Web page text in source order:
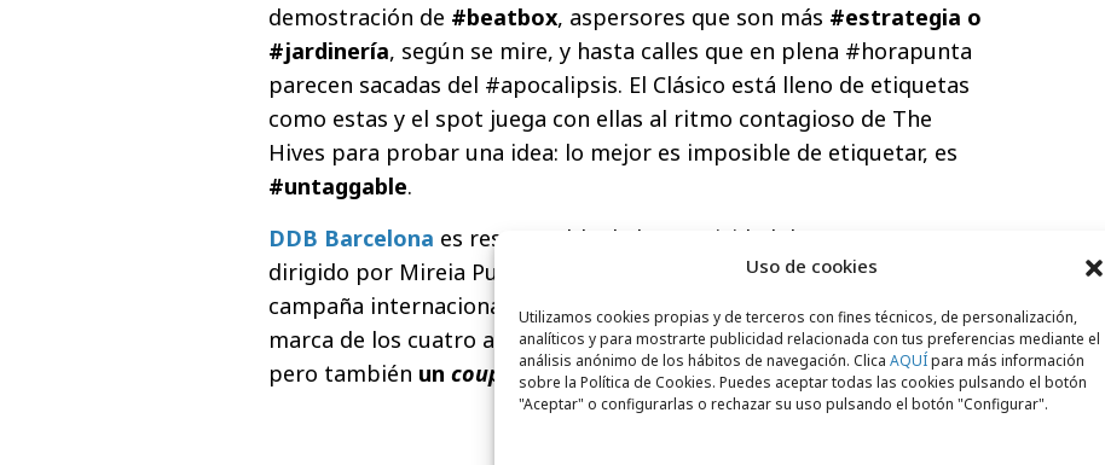
Uso de cookies
Utilizamos cookies propias y de terceros con fines técnicos, de personalización,
analíticos y para mostrarte publicidad relacionada con tus preferencias mediante el
análisis anónimo de los hábitos de navegación. Clica AQUÍpara más información
sobre la Política de Cookies. Puedes aceptar todas las cookies pulsando el botón
"Aceptar" o configurarlas o rechazar su uso pulsando el botón "Configurar".
demostración de #beatbox, aspersores que son más #estrategia o
#jardinería, según se mire, y hasta calles que en plena #horapunta
parecen sacadas del #apocalipsis. El Clásico está lleno de etiquetas
como estas y el spot juega con ellas al ritmo contagioso de The
Hives para probar una idea: lo mejor es imposible de etiquetar, es
#untaggable.
DDB Barcelona es responsable de la creatividad de este spot,
dirigido por Mireia Pujol, así como del concepto #untaggable y la
campaña internacional de lanzamiento del último modelo de la
marca de los cuatro aros, el Audi Q2. Un automóvil que es un SUV,
pero también un coupé , unallroad, un deportivo.